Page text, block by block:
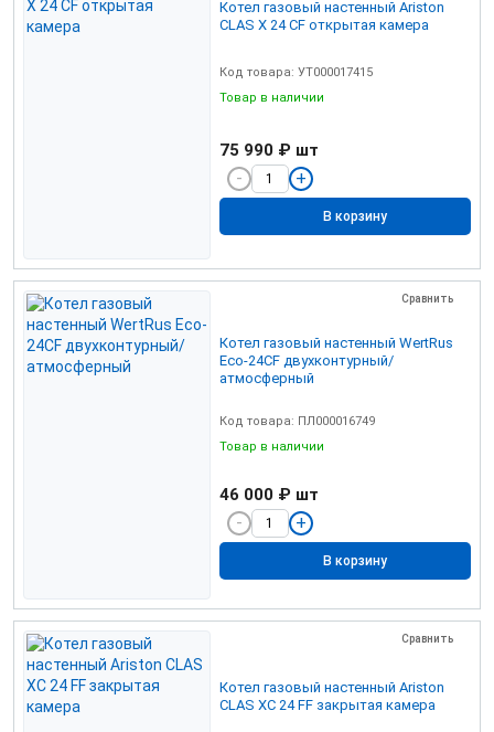
Котел газовый настенный Ariston
CLAS X 24 СF открытая камера
Код товара: УТ000017415
Товар в наличии
75 990 ₽ шт
В корзину
Сравнить
Котел газовый настенный WertRus
Eco-24CF двухконтурный/
атмосферный
Код товара: ПЛ000016749
Товар в наличии
46 000 ₽ шт
В корзину
Сравнить
Котел газовый настенный Ariston
CLAS XC 24 FF закрытая камера